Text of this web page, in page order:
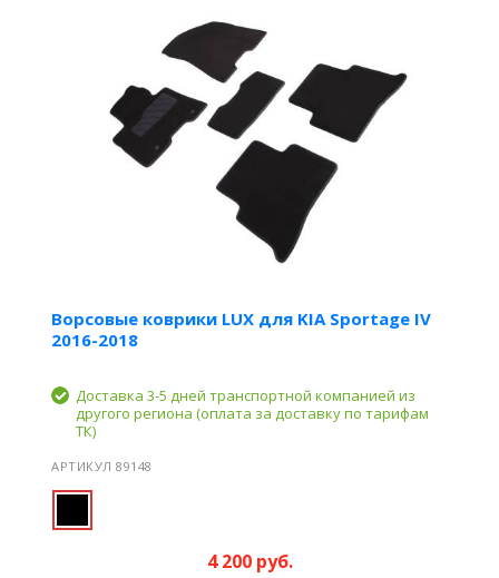
Ворсовые коврики LUX для KIA Sportage IV
2016-2018
Доставка 3-5 дней транспортной компанией из
другого региона (оплата за доставку по тарифам
ТК)
АРТИКУЛ 89148
4 200 руб.